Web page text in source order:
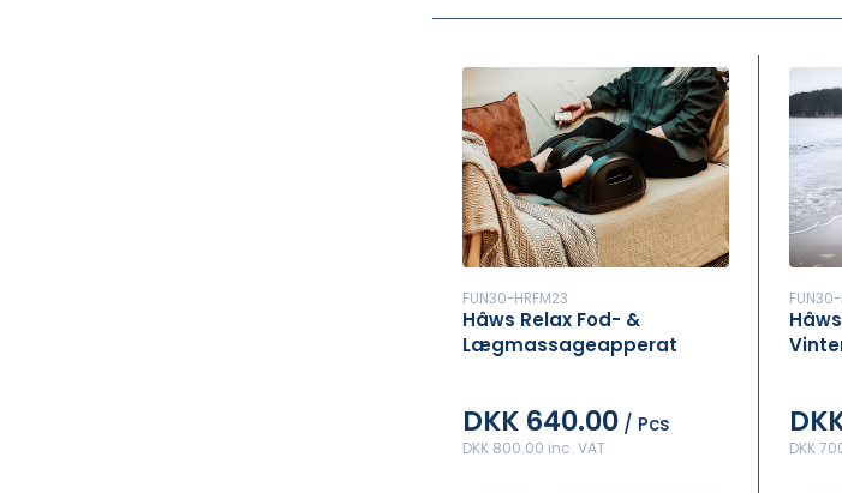
FUN30-HRFM23
Hâws Relax Fod- &
Lægmassageapperat
DKK 640.00 / Pcs
DKK 800.00 inc. VAT
FUN30-
DKK